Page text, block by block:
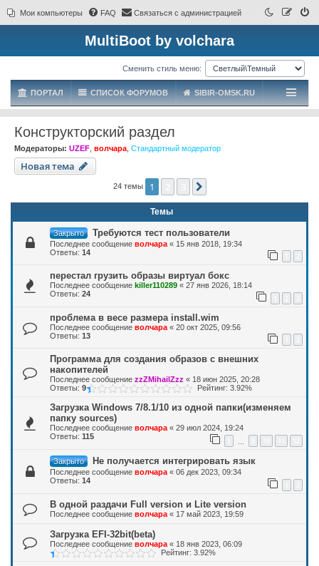
Мои компьютеры FAQ Связаться с администрацией
MultiBoot by volchara
Сменить стиль меню:
ПОРТАЛ СПИСОК ФОРУМОВ SIBIR-OMSK.RU
Конструкторский раздел
Модераторы: UZEF волчара Стандартный модератор
Новая тема
24 темы 1
Темы
Закрыто Требуются тест пользователи
Последнее сообщение волчара « 15 янв 2018, 19:34
Ответы: 14
перестал грузить образы виртуал бокс
Последнее сообщение killer110289 « 27 янв 2026, 18:14
Ответы: 24
проблема в весе размера install.wim
Последнее сообщение волчара « 20 окт 2025, 09:56
Ответы: 13
Программа для создания образов с внешних
накопителей
Последнее сообщение zzZMihailZzz « 18 июн 2025, 20:28
Ответы: 9 Рейтинг: 3.92%
Загрузка Windows 7/8.1/10 из одной папки(изменяем
папку sources)
Последнее сообщение волчара« 29 июл 2024, 19:24
Ответы: 115
Закрыто Не получается интегрировать язык
Последнее сообщение волчара « 06 дек 2023, 09:34
Ответы: 14
В одной раздачи Full version и Lite version
Последнее сообщение волчара « 17 май 2023, 19:59
Загрузка EFI-32bit(beta)
Последнее сообщение волчара « 18 янв 2023, 06:09
Рейтинг: 3.92%